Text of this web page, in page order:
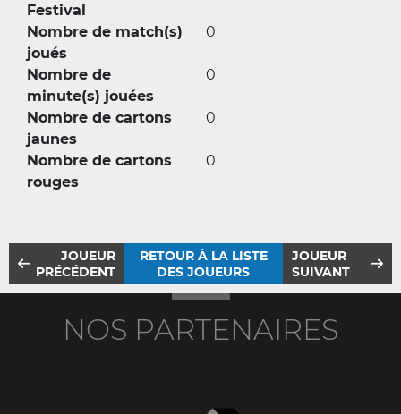
Festival
Nombre de match(s)
joués
0
Nombre de
minute(s) jouées
0
Nombre de cartons
jaunes
0
Nombre de cartons
rouges
0
JOUEUR
PRÉCÉDENT
RETOUR À LA LISTE
DES JOUEURS
JOUEUR
SUIVANT
NOS PARTENAIRES